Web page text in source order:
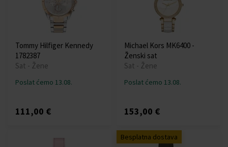
Tommy Hilfiger Kennedy
1782387
Sat - Žene
Poslat ćemo 13.08.
111,00 €
Michael Kors MK6400 -
Ženski sat
Sat - Žene
Poslat ćemo 13.08.
153,00 €
Besplatna dostava